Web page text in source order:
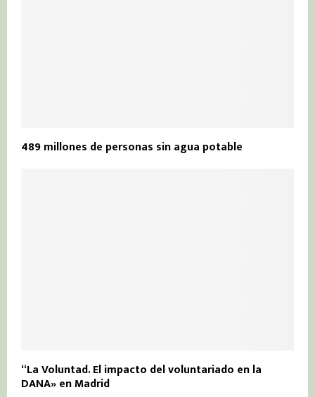
489 millones de personas sin agua potable
“La Voluntad. El impacto del voluntariado en la
DANA» en Madrid